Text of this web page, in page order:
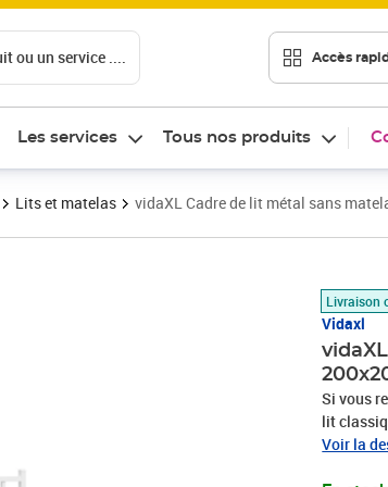
ou un service .... Accès
Les services Tous nos produits
Lits et matelas vidaXL Cadre de lit métal sans
Livraison
Vidaxl
Si vous
lit
Voir la
Prix barré
Prix